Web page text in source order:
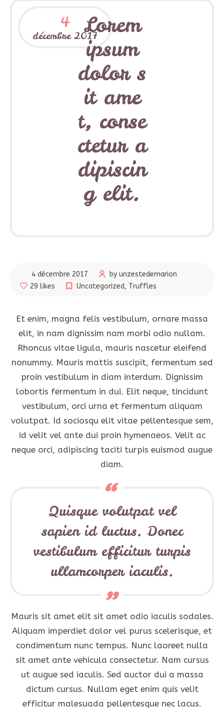
4
décembre 2017
Lorem
ipsum
dolor s
it ame
t, conse
ctetur a
dipiscin
g elit.
4 décembre 2017
by unzestedemarion
29 likes
Uncategorized, Truffles
Et enim, magna felis vestibulum, ornare massa
elit, in nam dignissim nam morbi odio nullam.
Rhoncus vitae ligula, mauris nascetur eleifend
nonummy. Mauris mattis suscipit, fermentum sed
proin vestibulum in diam interdum. Dignissim
lobortis fermentum in dui. Elit neque, tincidunt
vestibulum, orci urna et fermentum aliquam
volutpat. Id sociosqu elit vitae pellentesque sem,
id velit vel ante dui proin hymenaeos. Velit ac
neque orci, adipiscing taciti turpis euismod augue
diam.
Quisque volutpat vel
sapien id luctus. Donec
vestibulum efficitur turpis
ullamcorper iaculis.
Mauris sit amet elit sit amet odio iaculis sodales.
Aliquam imperdiet dolor vel purus scelerisque, et
condimentum nunc tempus. Nunc laoreet nulla
sit amet ante vehicula consectetur. Nam cursus
ut augue sed iaculis. Sed auctor dui a massa
dictum cursus. Nullam eget enim quis velit
efficitur malesuada pellentesque nec lacus.